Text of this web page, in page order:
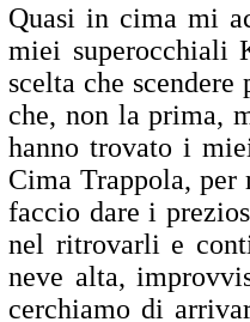
Quasi in cima mi
miei superocchiali
scelta che
che, non la prima,
hanno trovato i
Cima Trappola,
faccio dare i
nel ritrovarli e
neve alta,
cerchiamo di